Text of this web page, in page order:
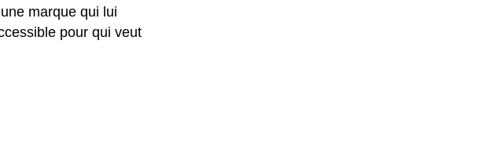
marque qui lui
pour qui veut